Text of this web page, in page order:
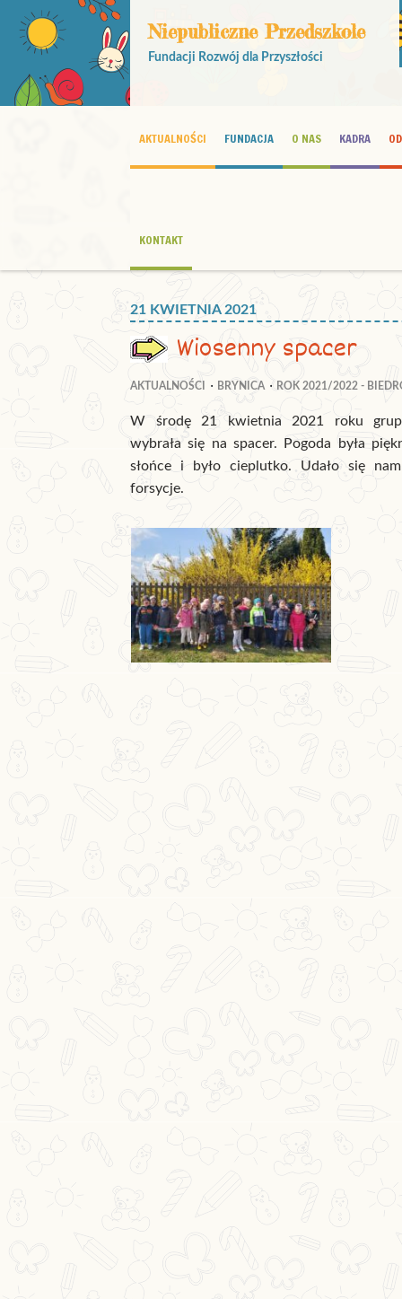
Niepubliczne Przedszkole
Fundacji Rozwój dla Przyszłości
AKTUALNOŚCI FUNDACJA O NAS KADRA
KONTAKT
21 KWIETNIA 2021
Wiosenny spacer
AKTUALNOŚCI BRYNICA ROK 2021/2022 -
W środę 21 kwietnia 2021 roku grupa
wybrała się na spacer. Pogoda była
słońce i było cieplutko. Udało się
forsycje.